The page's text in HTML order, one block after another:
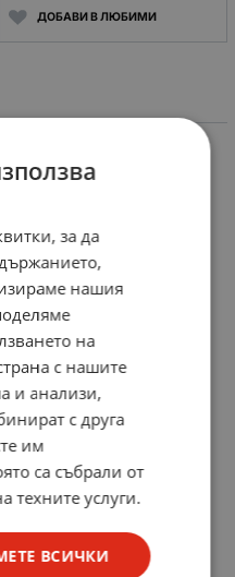
ДОБАВИ В ЛЮБИМИ
за да
нашия
на
с нашите
и анализи,
с друга
им
са събрали от
техните услуги.
ВСИЧКИ